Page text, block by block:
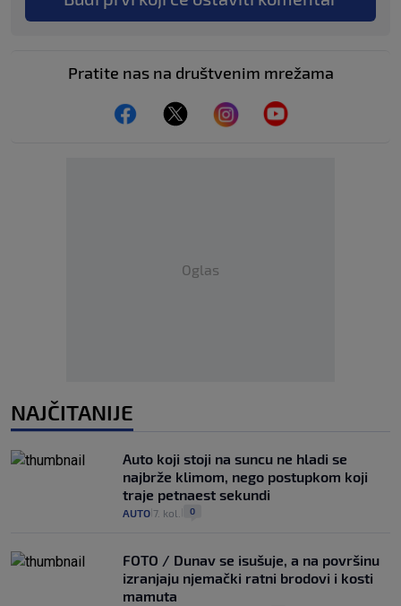
Pratite nas na društvenim mrežama
Oglas
NAJČITANIJE
Auto koji stoji na suncu ne hladi se
najbrže klimom, nego postupkom koji
traje petnaest sekundi
AUTO 7. kol. 0
FOTO / Dunav se isušuje, a na površinu
izranjaju njemački ratni brodovi i kosti
mamuta